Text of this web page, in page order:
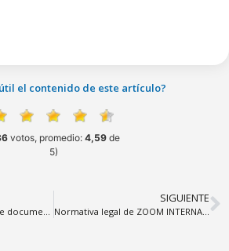
el contenido de este artículo?
votos, promedio: 4,59de
5)
¿Quieres hacer envíos de documentos o mercancía hacia Venezuela?
SIGUIENTE
Normativa legal de ZOOM INTERNATIONAL SERVICES, C.A.